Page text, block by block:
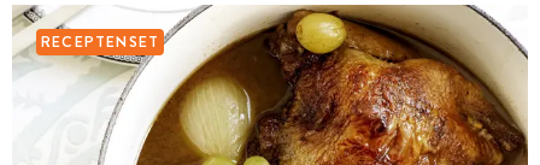
RECEPTENSET